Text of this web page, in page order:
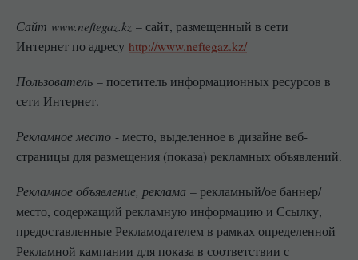
Сайт www.neftegaz.kz – сайт, размещенный в сети
Интернет по адресу http://www.neftegaz.kz/
Пользователь – посетитель информационных ресурсов в
сети Интернет.
Рекламное место - место, выделенное в дизайне веб-
страницы для размещения (показа) рекламных объявлений.
Рекламное объявление, реклама – рекламный/ое баннер/
место, содержащий рекламную информацию и Ссылку,
предоставленные Рекламодателем в рамках определенной
Рекламной кампании для показа в соответствии с